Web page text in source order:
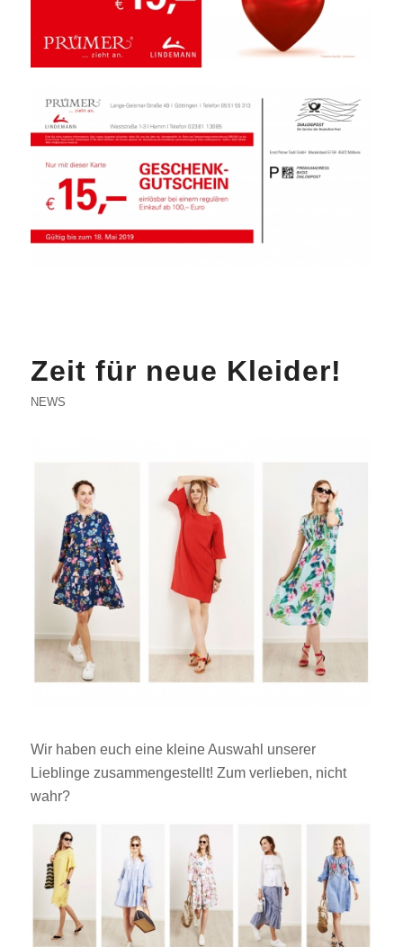
Zeit für neue Kleider!
NEWS
Wir haben euch eine kleine Auswahl unserer
Lieblinge zusammengestellt! Zum verlieben, nicht
wahr?